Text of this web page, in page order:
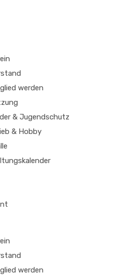
werden
& Jugendschutz
& Hobby
werden